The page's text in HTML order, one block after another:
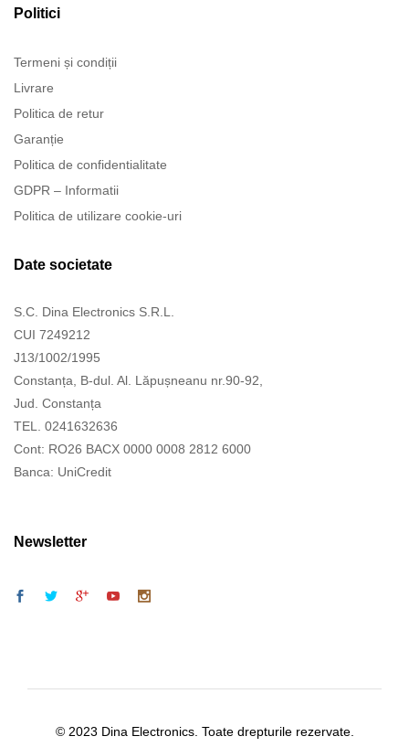
Politici
Termeni și condiții
Livrare
Politica de retur
Garanție
Politica de confidentialitate
GDPR – Informatii
Politica de utilizare cookie-uri
Date societate
S.C. Dina Electronics S.R.L.
CUI 7249212
J13/1002/1995
Constanța, B-dul. Al. Lăpușneanu nr.90-92,
Jud. Constanța
TEL. 0241632636
Cont: RO26 BACX 0000 0008 2812 6000
Banca: UniCredit
Newsletter
© 2023 Dina Electronics. Toate drepturile rezervate.